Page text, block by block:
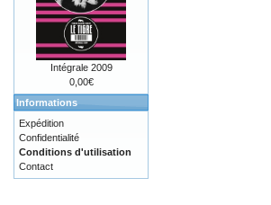
Intégrale 2009
0,00€
Informations
Expédition
Confidentialité
Conditions d'utilisation
Contact